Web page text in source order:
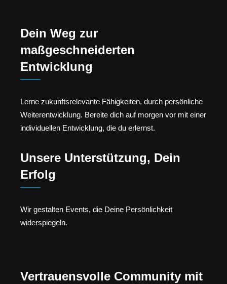
Dein Weg zur
maßgeschneiderten
Entwicklung
Lerne zukunftsrelevante Fähigkeiten, durch persönliche
Weiterentwicklung. Bereite dich auf morgen vor mit einer
individuellen Entwicklung, die du erlernst.
Unsere Unterstützung, Dein
Erfolg
Wir gestalten Events, die Deine Persönlichkeit
widerspiegeln.
Vertrauensvolle Community mit